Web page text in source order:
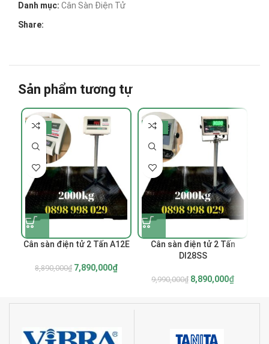
Danh mục: Cân Sàn Điện Tử
Share:
Sản phẩm tương tự
-11%
Cân sàn điện tử 2 Tấn A12E
8,890,000₫ 7,890,000₫
-11%
Cân sàn điện tử 2 Tấn
DI28SS
9,990,000₫ 8,890,000₫